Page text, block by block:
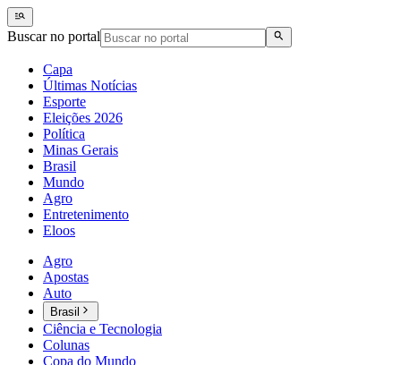
Buscar no portal
Capa
Últimas Notícias
Esporte
Eleições 2026
Política
Minas Gerais
Brasil
Mundo
Agro
Entretenimento
Eloos
Agro
Apostas
Auto
Brasil
Ciência e Tecnologia
Colunas
Copa do Mundo